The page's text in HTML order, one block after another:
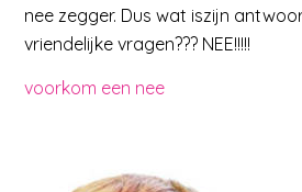
nee zegger. Dus wat iszijn
vriendelijke vragen??? NEE!!!!!
voorkom een nee